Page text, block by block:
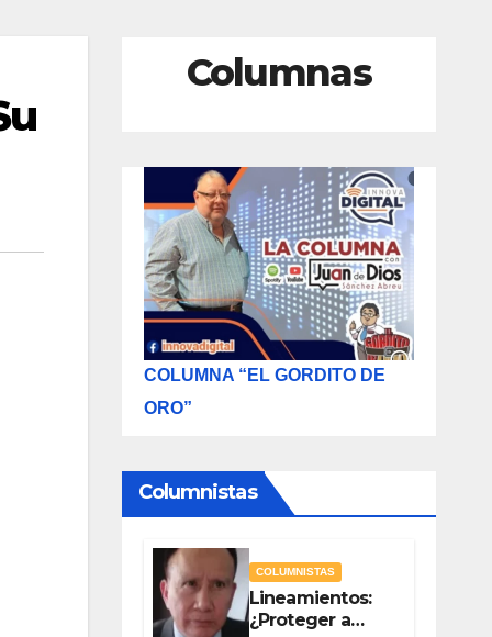
Columnas
COLUMNA “EL GORDITO DE
ORO”
Columnistas
COLUMNISTAS
Lineamientos:
¿Proteger a